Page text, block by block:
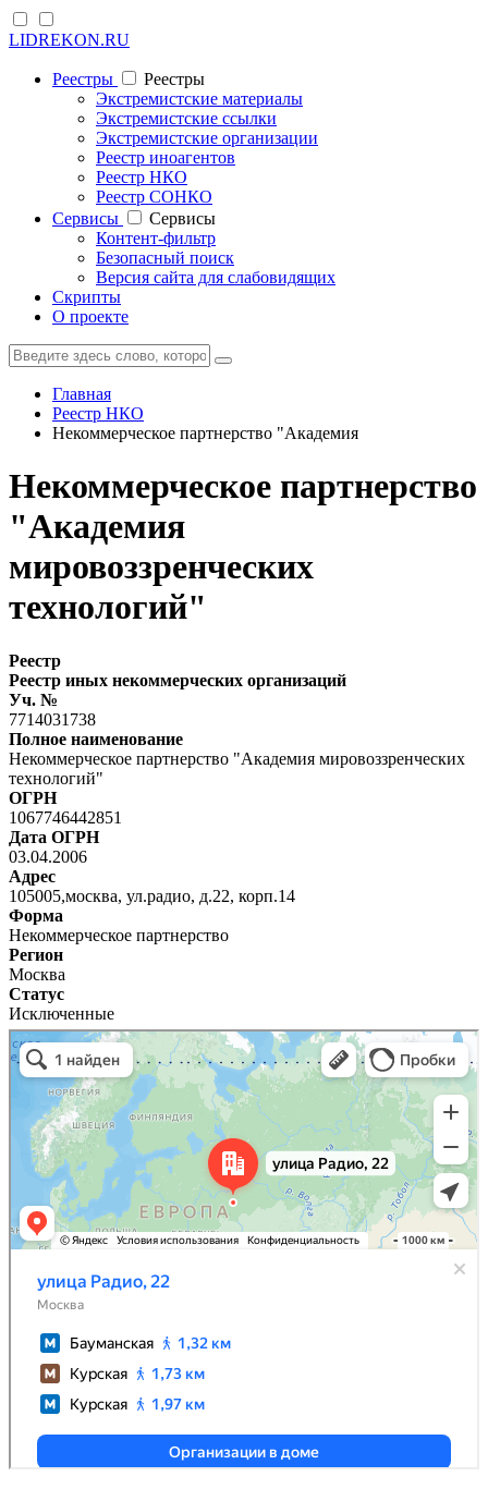
LIDREKON.RU
Реестры
Реестры
Экстремистские материалы
Экстремистские ссылки
Экстремистские организации
Реестр иноагентов
Реестр НКО
Реестр СОНКО
Cервисы
Cервисы
Контент-фильтр
Безопасный поиск
Версия сайта для слабовидящих
Скрипты
О проекте
Главная
Реестр НКО
Некоммерческое партнерство "Академия
Некоммерческое партнерство
"Академия
мировоззренческих
технологий"
Реестр
Реестр иных некоммерческих организаций
Уч. №
7714031738
Полное наименование
Некоммерческое партнерство "Академия мировоззренческих
технологий"
ОГРН
1067746442851
Дата ОГРН
03.04.2006
Адрес
105005,москва, ул.радио, д.22, корп.14
Форма
Некоммерческое партнерство
Регион
Москва
Статус
Исключенные